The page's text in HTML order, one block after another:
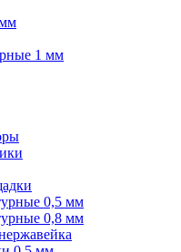
1 мм
0,5 мм
0,8 мм